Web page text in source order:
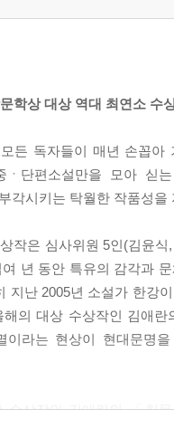
학상 대상 역대 최연소 수
든 독자들이 매년 손꼽
ㆍ단편소설만을 모아
각시키는 탁월한 작품성
작은 심사위원 5인(김윤
년 동안 특유의 감각과
지난 2005년 소설가 한강
해의 대상 수상작인 김애
이라는 현상이 현대문명
수상작인 김애란의 「침